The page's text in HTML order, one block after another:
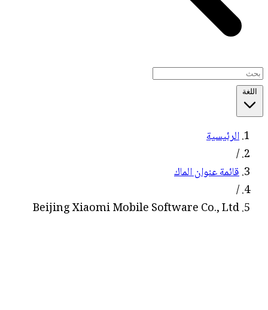
اللغة
الرئيسية
/
قائمة عنوان الماك
/
Beijing Xiaomi Mobile Software Co., Ltd